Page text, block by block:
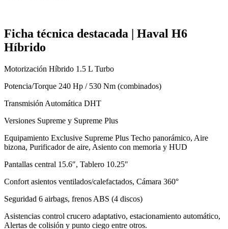
Ficha técnica destacada | Haval H6
Híbrido
Motorización Híbrido 1.5 L Turbo
Potencia/Torque 240 Hp / 530 Nm (combinados)
Transmisión Automática DHT
Versiones Supreme y Supreme Plus
Equipamiento Exclusive Supreme Plus Techo panorámico, Aire
bizona, Purificador de aire, Asiento con memoria y HUD
Pantallas central 15.6″, Tablero 10.25″
Confort asientos ventilados/calefactados, Cámara 360°
Seguridad 6 airbags, frenos ABS (4 discos)
Asistencias control crucero adaptativo, estacionamiento automático,
Alertas de colisión y punto ciego entre otros.